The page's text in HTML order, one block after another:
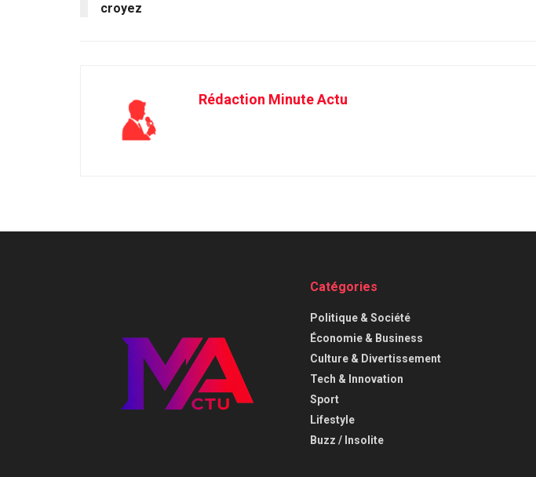
croyez
Rédaction Minute Actu
Catégories
⁠Politique & Société
Économie & Business
⁠Culture & Divertissement
⁠Tech & Innovation
Sport
Lifestyle
Buzz / Insolite